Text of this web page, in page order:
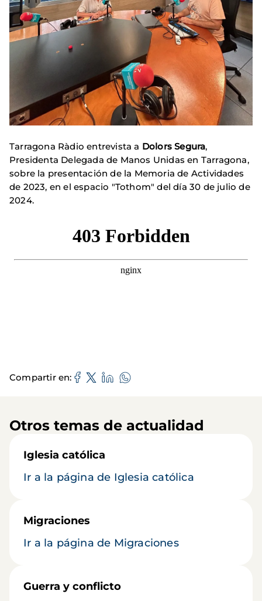
Tarragona Ràdio entrevista a Dolors Segura,
Presidenta Delegada de Manos Unidas en Tarragona,
sobre la presentación de la Memoria de Actividades
de 2023, en el espacio "Tothom" del día 30 de julio de
2024.
Compartir en
Otros temas de actualidad
Iglesia católica
Ir a la página de Iglesia católica
Migraciones
Ir a la página de Migraciones
Guerra y conflicto